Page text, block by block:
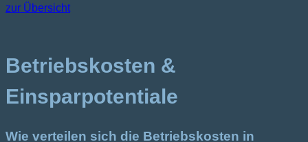
zur Übersicht
Betriebskosten &
Einsparpotentiale
Wie verteilen sich die Betriebskosten in